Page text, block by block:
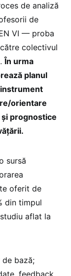
de analiză
de
VI — proba
colectivul
În urma
planul
orientare
prognostice
sursă
oferit de
din timpul
aflat la
bază;